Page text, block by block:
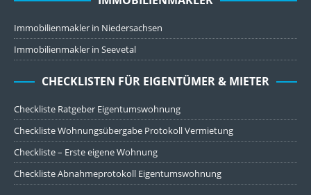
Immobilienmakler in Niedersachsen
Immobilienmakler in Seevetal
CHECKLISTEN FÜR EIGENTÜMER & MIETER
Checkliste Ratgeber Eigentumswohnung
Checkliste Wohnungsübergabe Protokoll Vermietung
Checkliste – Erste eigene Wohnung
Checkliste Abnahmeprotokoll Eigentumswohnung